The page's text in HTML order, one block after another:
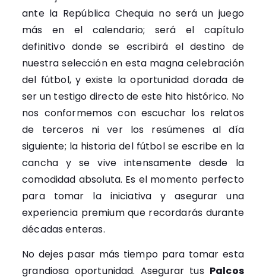
ante la República Chequia no será un juego
más en el calendario; será el capítulo
definitivo donde se escribirá el destino de
nuestra selección en esta magna celebración
del fútbol, y existe la oportunidad dorada de
ser un testigo directo de este hito histórico. No
nos conformemos con escuchar los relatos
de terceros ni ver los resúmenes al día
siguiente; la historia del fútbol se escribe en la
cancha y se vive intensamente desde la
comodidad absoluta. Es el momento perfecto
para tomar la iniciativa y asegurar una
experiencia premium que recordarás durante
décadas enteras.
No dejes pasar más tiempo para tomar esta
grandiosa oportunidad. Asegurar tus Palcos